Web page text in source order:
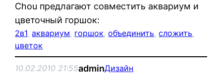
Chou предлагают совместить аквариум и
цветочный горшок:
2в1, аквариум, горшок, объединить, сложить
цветок
10.02.2010 21:55adminДизайн